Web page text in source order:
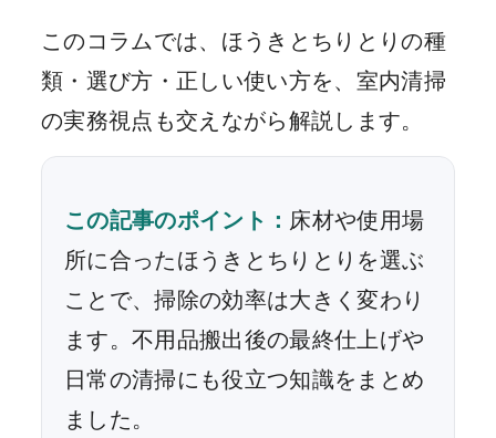
このコラムでは、ほうきとちりとりの種
類・選び方・正しい使い方を、室内清掃
の実務視点も交えながら解説します。
この記事のポイント： 床材や使用場
所に合ったほうきとちりとりを選ぶ
ことで、掃除の効率は大きく変わり
ます。不用品搬出後の最終仕上げや
日常の清掃にも役立つ知識をまとめ
ました。